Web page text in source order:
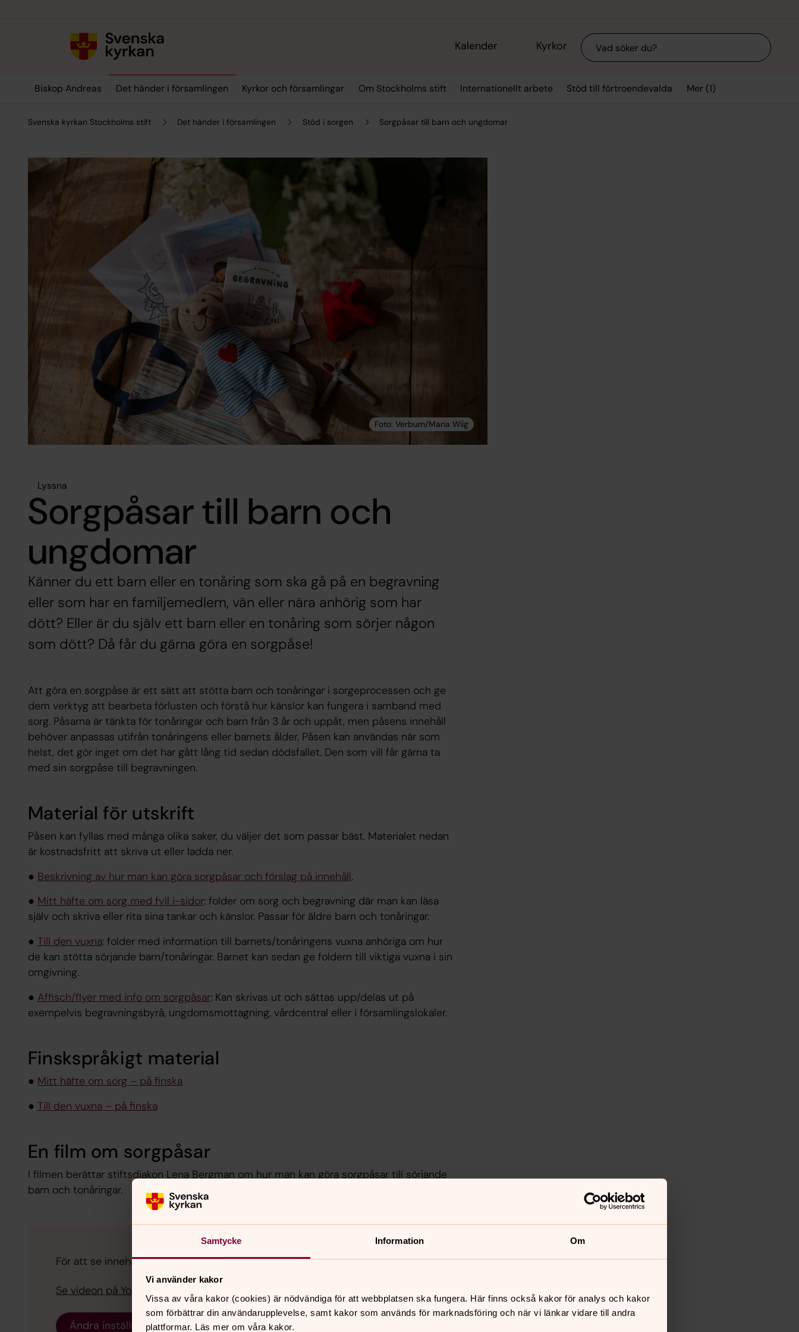
Samtycke Information Om
Vi använder kakor
Vissa av våra kakor (cookies) är nödvändiga för att webbplatsen ska fungera. Här finns också kakor för analys och kakor
som förbättrar din användarupplevelse, samt kakor som används för marknadsföring och när vi länkar vidare till andra
plattformar. Läs mer om våra kakor.
Kalender Kyrkor Sök
Biskop Andreas Det händer i församlingen Kyrkor och församlingar Om Stockholms stift Internationellt arbete Stöd till förtroendevalda Mer (1)
Svenska kyrkan Stockholms stift Det händer i församlingen Stöd i sorgen Sorgpåsar till barn och ungdomar
Lyssna
Sorgpåsar till barn och
ungdomar
Känner du ett barn eller en tonåring som ska gå på en begravning
eller som har en familjemedlem, vän eller nära anhörig som har
dött? Eller är du själv ett barn eller en tonåring som sörjer någon
som dött? Då får du gärna göra en sorgpåse!
Att göra en sorgpåse är ett sätt att stötta barn och tonåringar i sorgeprocessen och ge
dem verktyg att bearbeta förlusten och förstå hur känslor kan fungera i samband med
sorg. Påsarna är tänkta för tonåringar och barn från 3 år och uppåt, men påsens innehåll
behöver anpassas utifrån tonåringens eller barnets ålder. Påsen kan användas när som
helst, det gör inget om det har gått lång tid sedan dödsfallet. Den som vill får gärna ta
med sin sorgpåse till begravningen.
Material för utskrift
Påsen kan fyllas med många olika saker, du väljer det som passar bäst. Materialet nedan
är kostnadsfritt att skriva ut eller ladda ner.
● Beskrivning av hur man kan göra sorgpåsar och förslag på innehåll.
● Mitt häfte om sorg med fyll i-sidor: folder om sorg och begravning där man kan läsa
själv och skriva eller rita sina tankar och känslor. Passar för äldre barn och tonåringar.
● Till den vuxna: folder med information till barnets/tonåringens vuxna anhöriga om hur
de kan stötta sörjande barn/tonåringar. Barnet kan sedan ge foldern till viktiga vuxna i sin
omgivning.
● Affisch/flyer med info om sorgpåsar: Kan skrivas ut och sättas upp/delas ut på
exempelvis begravningsbyrå, ungdomsmottagning, vårdcentral eller i församlingslokaler.
Finskspråkigt material
● Mitt häfte om sorg – på finska
● Till den vuxna – på finska
En film om sorgpåsar
I filmen berättar stiftsdiakon Lena Bergman om hur man kan göra sorgpåsar till sörjande
barn och tonåringar.
För att se innehållet behöver du acceptera kakor för marknadsföring.
Se videon på YouTube i stället.
Ändra inställningar